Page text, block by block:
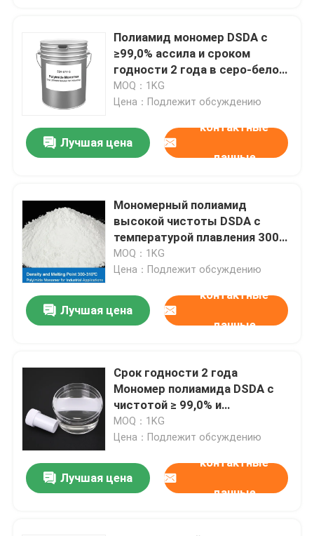
Проверка качества
Свяжитесь мы
Спросите цитату
Резиновый материал для покрытий
Электронные химикаты
Органические фотовольтайческие материалы
Сырье фармацевтической продукции
Сырье личной заботы
Косметическое сырье
Полиамид мономер DSDA с
≥99,0% ассила и сроком
годности 2 года в серо-белом
до коричневого цвета
порошка
MOQ：1KG
Цена：Подлежит обсуждению
Лучшая цена
контактные
данные
Мономерный полиамид
высокой чистоты DSDA с
температурой плавления 300-
310°C и плотностью 1,4 G/cm3
для промышленных
MOQ：1KG
Цена：Подлежит обсуждению
Лучшая цена
контактные
данные
Срок годности 2 года
Мономер полиамида DSDA с
чистотой ≥ 99,0% и
плотностью 1,4 г/см3 для
применения при высоких
MOQ：1KG
Цена：Подлежит обсуждению
Лучшая цена
контактные
данные